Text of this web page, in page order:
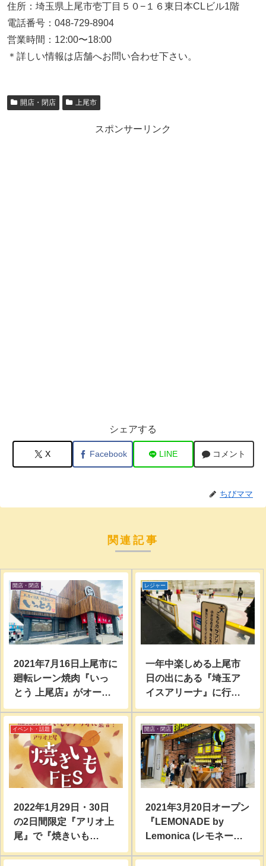
住所：埼玉県上尾市壱丁目５０−１６東日本CLビル1階
電話番号：048-729-8904
営業時間：12:00〜18:00
＊詳しい情報は店舗へお問い合わせ下さい。
開店・閉店 上尾市
スポンサーリンク
シェアする
X Facebook LINE コメント
ちびママ
関連記事
開店・閉店
2021年7月16日上尾市に
廻転レーン焼肉『いっ
とう 上尾店』がオープ
ン！場所は『すたみな
レジャー
一年中楽しめる上尾市
日の出にある『埼玉ア
イスアリーナ』に行っ
てアイススケートして
イベント・話題
2022年1月29日・30日
の2日間限定『アリオ上
尾』で『焼きいも
FES』開催！日本各地
開店・閉店
2021年3月20日オープン
『LEMONADE by
Lemonica (レモネード
byレモニカ)コクーンシ